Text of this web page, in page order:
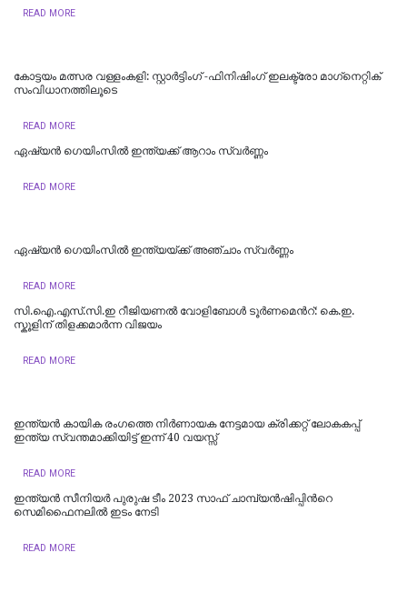
READ MORE
കോട്ടയം മത്സര വള്ളംകളി: സ്റ്റാര്‍ട്ടിംഗ് -ഫിനിഷിംഗ് ഇലക്ട്രോ മാഗ്‌നെറ്റിക്
സംവിധാനത്തിലൂടെ
READ MORE
ഏഷ്യൻ ഗെയിംസില്‍ ഇന്ത്യക്ക് ആറാം സ്വര്‍ണ്ണം
READ MORE
ഏഷ്യന്‍ ഗെയിംസില്‍ ഇന്ത്യയ്ക്ക് അഞ്ചാം സ്വര്‍ണ്ണം
READ MORE
സി.ഐ.എസ്.സി.ഇ റീജിയണല്‍ വോളിബോള്‍ ടൂര്‍ണമെന്‍റ്: കെ.ഇ.
സ്കൂളിന് തിളക്കമാര്‍ന്ന വിജയം
READ MORE
ഇന്ത്യന്‍ കായിക രംഗത്തെ നിര്‍ണായക നേട്ടമായ ക്രിക്കറ്റ് ലോകകപ്പ്
ഇന്ത്യ സ്വന്തമാക്കിയിട്ട് ഇന്ന് 40 വയസ്സ്
READ MORE
ഇന്ത്യൻ സീനിയര്‍ പുരുഷ ടീം 2023 സാഫ് ചാമ്പ്യൻഷിപ്പിന്‍റെ
സെമിഫൈനലില്‍ ഇടം നേടി
READ MORE